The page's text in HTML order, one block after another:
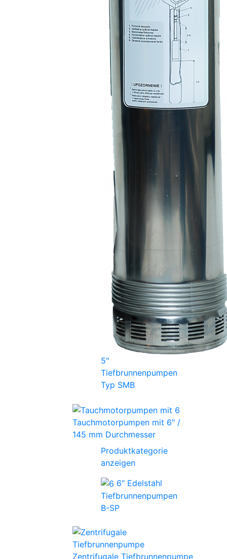
5"
Tiefbrunnenpumpen
Typ SMB
Tauchmotorpumpen mit 6" /
145 mm Durchmesser
Produktkategorie
anzeigen
6" Edelstahl
Tiefbrunnenpumpen
B-SP
Zentrifugale Tiefbrunnenpumpe